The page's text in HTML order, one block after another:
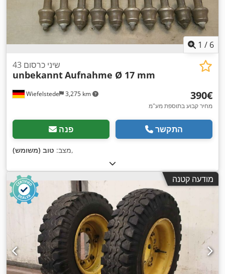
1 / 6
Wiefelstede 3,275 km
43 שיני כרסום
unbekanntAufnahme Ø 17 mm
‏390 ‏€
מחיר קבוע בתוספת מע"מ
פנה התקשר
מצב: טוב (משומש) ,
מודעה קטנה